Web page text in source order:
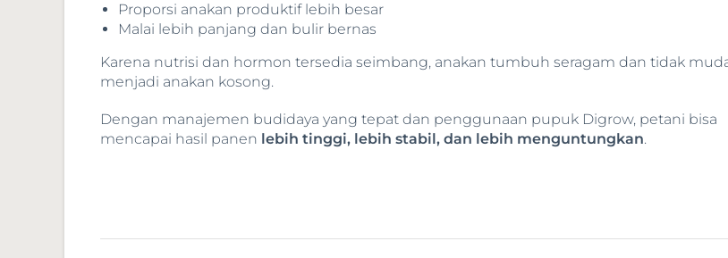
Proporsi anakan produktif lebih besar
Malai lebih panjang dan bulir bernas
Karena nutrisi dan hormon tersedia seimbang, anakan tumbuh seragam dan tidak
menjadi anakan kosong.
Dengan manajemen budidaya yang tepat dan penggunaan pupuk Digrow, petani bisa
mencapai hasil panen lebih tinggi, lebih stabil, dan lebih menguntungkan.